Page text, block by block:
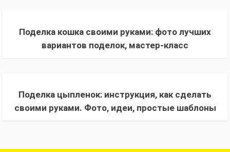
Поделка кошка своими руками: фото лучших
вариантов поделок, мастер-класс
Поделка цыпленок: инструкция, как сделать
своими руками. Фото, идеи, простые шаблоны